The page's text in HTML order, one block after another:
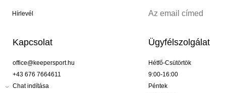
Hírlevél
Kapcsolat
office@keepersport.hu
+43 676 7664611
Chat indítása
Ügyfélszolgálat
Hétfő-Csütörtök
9:00-16:00
Péntek